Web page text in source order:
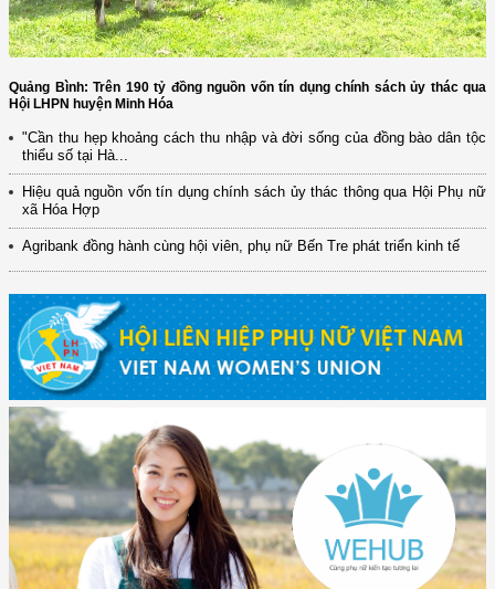
Quảng Bình: Trên 190 tỷ đồng nguồn vốn tín dụng chính sách ủy thác qua
Hội LHPN huyện Minh Hóa
"Cần thu hẹp khoảng cách thu nhập và đời sống của đồng bào dân tộc
thiểu số tại Hà...
Hiệu quả nguồn vốn tín dụng chính sách ủy thác thông qua Hội Phụ nữ
xã Hóa Hợp
Agribank đồng hành cùng hội viên, phụ nữ Bến Tre phát triển kinh tế